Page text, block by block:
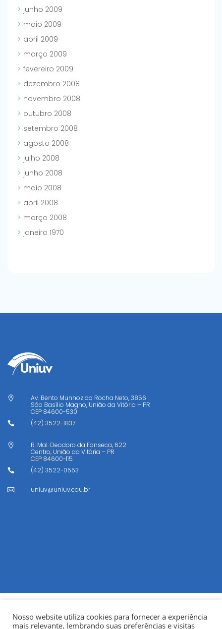
junho 2009
maio 2009
abril 2009
março 2009
fevereiro 2009
dezembro 2008
novembro 2008
outubro 2008
setembro 2008
agosto 2008
julho 2008
junho 2008
maio 2008
abril 2008
março 2008
janeiro 1970

Av. Bento Munhoz da Rocha Neto, 3856
São Basílio Magno, União da Vitória – PR
CEP 84600-530
 (42) 3522-1837

R. Mal. Deodoro da Fonseca, 622
Centro, União da Vitória – PR
CEP 84600-115
 (42) 3522-0553
 uniuv@uniuv.edu.br
Nosso website utiliza cookies para fornecer a experiência
mais relevante, lembrando suas preferências e visitas